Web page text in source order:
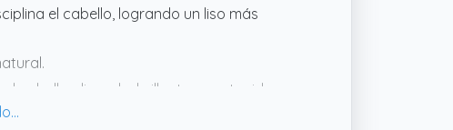
el cabello, logrando un liso más
cabello alineado, brillante y protegido